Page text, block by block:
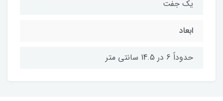
یک جفت
ابعاد
حدوداً 6 در 14.5 سانتی متر